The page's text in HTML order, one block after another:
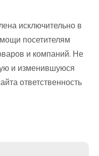
исключительно в
посетителям
и компаний. Не
и изменившуюся
ответственность